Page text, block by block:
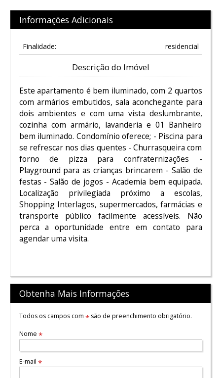
Informações Adicionais
Finalidade: residencial
Descrição do Imóvel
Este apartamento é bem iluminado, com 2 quartos
com armários embutidos, sala aconchegante para
dois ambientes e com uma vista deslumbrante,
cozinha com armário, lavanderia e 01 Banheiro
bem iluminado. Condomínio oferece; - Piscina para
se refrescar nos dias quentes - Churrasqueira com
forno de pizza para confraternizações -
Playground para as crianças brincarem - Salão de
festas - Salão de jogos - Academia bem equipada.
Localização privilegiada próximo a escolas,
Shopping Interlagos, supermercados, farmácias e
transporte público facilmente acessíveis. Não
perca a oportunidade entre em contato para
agendar uma visita.
Obtenha Mais Informações
Todos os campos com *são de preenchimento obrigatório.
Nome *
E-mail *